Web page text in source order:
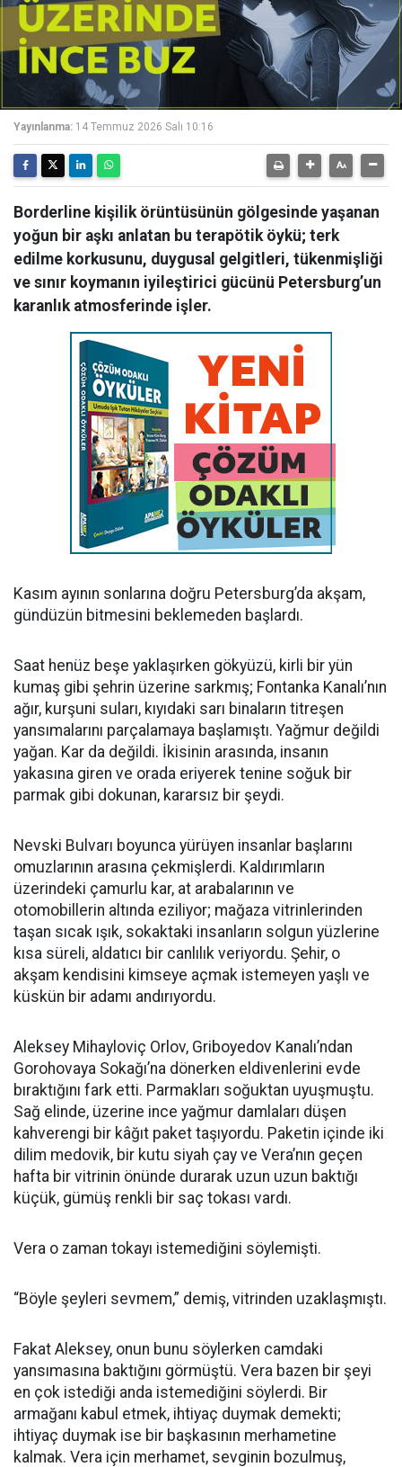
Yayınlanma: 14 Temmuz 2026 Salı 10:16
Borderline kişilik örüntüsünün gölgesinde yaşanan
yoğun bir aşkı anlatan bu terapötik öykü; terk
edilme korkusunu, duygusal gelgitleri, tükenmişliği
ve sınır koymanın iyileştirici gücünü Petersburg’un
karanlık atmosferinde işler.
Kasım ayının sonlarına doğru Petersburg’da akşam,
gündüzün bitmesini beklemeden başlardı.
Saat henüz beşe yaklaşırken gökyüzü, kirli bir yün
kumaş gibi şehrin üzerine sarkmış; Fontanka Kanalı’nın
ağır, kurşuni suları, kıyıdaki sarı binaların titreşen
yansımalarını parçalamaya başlamıştı. Yağmur değildi
yağan. Kar da değildi. İkisinin arasında, insanın
yakasına giren ve orada eriyerek tenine soğuk bir
parmak gibi dokunan, kararsız bir şeydi.
Nevski Bulvarı boyunca yürüyen insanlar başlarını
omuzlarının arasına çekmişlerdi. Kaldırımların
üzerindeki çamurlu kar, at arabalarının ve
otomobillerin altında eziliyor; mağaza vitrinlerinden
taşan sıcak ışık, sokaktaki insanların solgun yüzlerine
kısa süreli, aldatıcı bir canlılık veriyordu. Şehir, o
akşam kendisini kimseye açmak istemeyen yaşlı ve
küskün bir adamı andırıyordu.
Aleksey Mihayloviç Orlov, Griboyedov Kanalı’ndan
Gorohovaya Sokağı’na dönerken eldivenlerini evde
bıraktığını fark etti. Parmakları soğuktan uyuşmuştu.
Sağ elinde, üzerine ince yağmur damlaları düşen
kahverengi bir kâğıt paket taşıyordu. Paketin içinde iki
dilim medovik, bir kutu siyah çay ve Vera’nın geçen
hafta bir vitrinin önünde durarak uzun uzun baktığı
küçük, gümüş renkli bir saç tokası vardı.
Vera o zaman tokayı istemediğini söylemişti.
“Böyle şeyleri sevmem,” demiş, vitrinden uzaklaşmıştı.
Fakat Aleksey, onun bunu söylerken camdaki
yansımasına baktığını görmüştü. Vera bazen bir şeyi
en çok istediği anda istemediğini söylerdi. Bir
armağanı kabul etmek, ihtiyaç duymak demekti;
ihtiyaç duymak ise bir başkasının merhametine
kalmak. Vera için merhamet, sevginin bozulmuş,